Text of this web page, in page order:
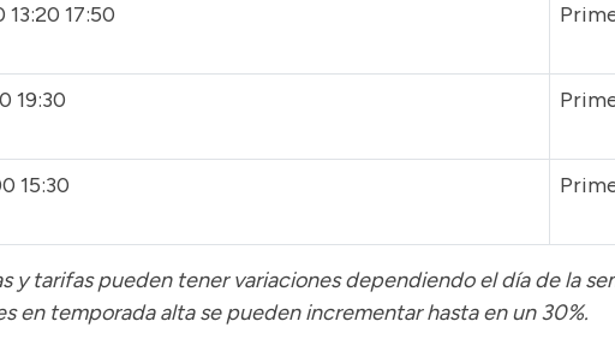
13:20 17:50
19:30
15:30
y tarifas pueden tener variaciones dependiendo el día de la
en temporada alta se pueden incrementar hasta en un 30%.